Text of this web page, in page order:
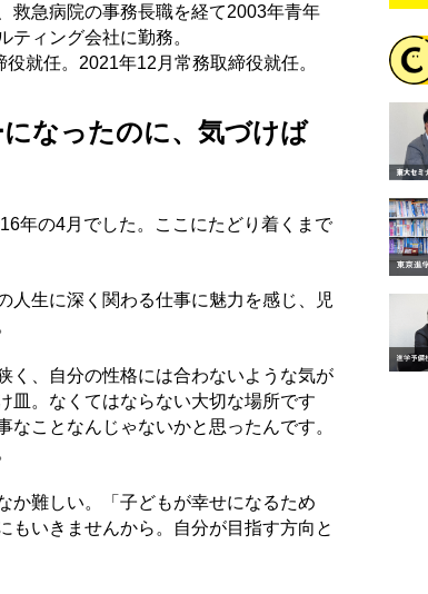
救急病院の事務長職を経て2003年青年
ィング会社に勤務。
就任。2021年12月常務取締役就任。
なったのに、気づけば
年の4月でした。ここにたどり着くまで
人生に深く関わる仕事に魅力を感じ、児
く、自分の性格には合わないような気が
皿。なくてはならない大切な場所です
ことなんじゃないかと思ったんです。
か難しい。「子どもが幸せになるため
もいきませんから。自分が目指す方向と